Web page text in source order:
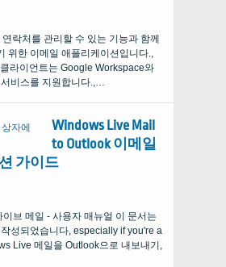
락처를 관리할 수 있는 기능과 함께
위한 이메일 애플리케이션입니다.,
라이언트는 Google Workspace와
비스를 지원합니다.,…
Windows Live Mail
to Outlook 이메일
가이드
브 메일 - 사용자 매뉴얼 이 문서는
성되었습니다, especially if you're a
Live 메일을 Outlook으로 내보내기,